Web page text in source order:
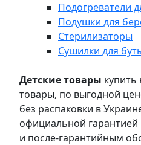
Подогреватели
Подушки для
Стерилизаторы
Сушилки для
Детские товары
товары, по выгодной
без распаковки в
официальной
и после-гарантийным